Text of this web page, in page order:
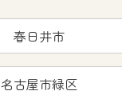
春日井市
名古屋市緑区